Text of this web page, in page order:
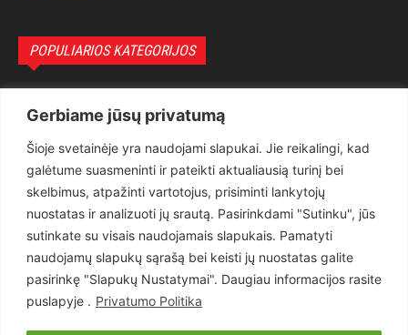
Gerbiame jūsų privatumą
Šioje svetainėje yra naudojami slapukai. Jie reikalingi, kad
galėtume suasmeninti ir pateikti aktualiausią turinį bei
skelbimus, atpažinti vartotojus, prisiminti lankytojų
nuostatas ir analizuoti jų srautą. Pasirinkdami "Sutinku", jūs
sutinkate su visais naudojamais slapukais. Pamatyti
naudojamų slapukų sąrašą bei keisti jų nuostatas galite
pasirinkę "Slapukų Nustatymai". Daugiau informacijos rasite
puslapyje . Privatumo Politika
POPULIARIOS KATEGORIJOS
Teisėsauga
1497
Aktualu
Lietuva
619
Pasaulis
Статьи на русском
Articles in english